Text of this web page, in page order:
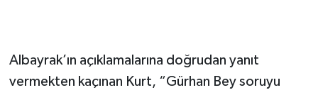
Albayrak’ın açıklamalarına doğrudan yanıt
vermekten kaçınan Kurt, “Gürhan Bey soruyu